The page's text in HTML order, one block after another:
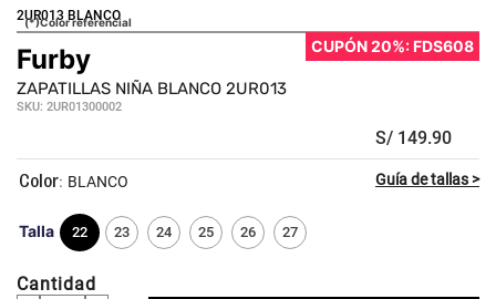
2UR013 BLANCO
(*)Color referencial
CUPÓN 20%: FDS608
Furby
ZAPATILLAS NIÑA BLANCO 2UR013
SKU: 2UR01300002
S/ 149.90
Talla 22 23 24 25 26 27
: BLANCO
Cantidad